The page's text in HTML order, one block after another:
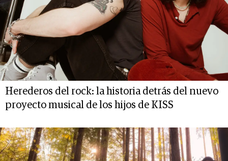
Herederos del rock: la historia detrás del nuevo
proyecto musical de los hijos de KISS